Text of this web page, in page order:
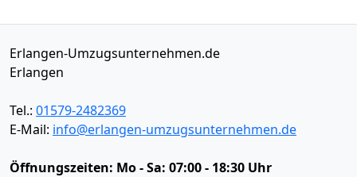
Erlangen-Umzugsunternehmen.de
Erlangen
Tel.: 01579-2482369
E-Mail: info@erlangen-umzugsunternehmen.de
Öffnungszeiten: Mo - Sa: 07:00 - 18:30 Uhr